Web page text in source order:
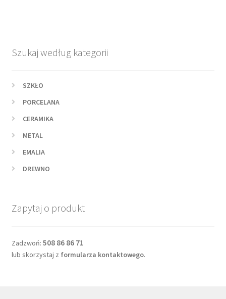
Szukaj według kategorii
SZKŁO
PORCELANA
CERAMIKA
METAL
EMALIA
DREWNO
Zapytaj o produkt
Zadzwoń: 508 86 86 71
lub skorzystaj z formularza kontaktowego.